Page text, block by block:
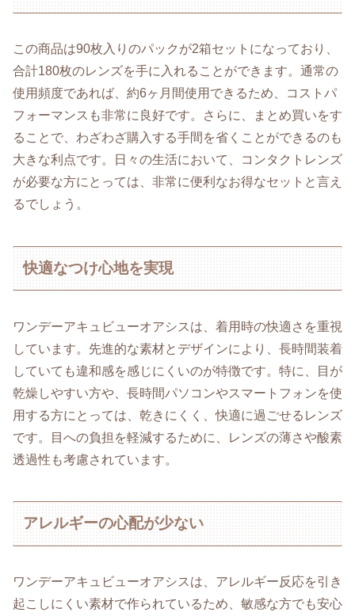
この商品は90枚入りのパックが2箱セットになっており、
合計180枚のレンズを手に入れることができます。通常の
使用頻度であれば、約6ヶ月間使用できるため、コストパ
フォーマンスも非常に良好です。さらに、まとめ買いをす
ることで、わざわざ購入する手間を省くことができるのも
大きな利点です。日々の生活において、コンタクトレンズ
が必要な方にとっては、非常に便利なお得なセットと言え
るでしょう。
快適なつけ心地を実現
ワンデーアキュビューオアシスは、着用時の快適さを重視
しています。先進的な素材とデザインにより、長時間装着
していても違和感を感じにくいのが特徴です。特に、目が
乾燥しやすい方や、長時間パソコンやスマートフォンを使
用する方にとっては、乾きにくく、快適に過ごせるレンズ
です。目への負担を軽減するために、レンズの薄さや酸素
透過性も考慮されています。
アレルギーの心配が少ない
ワンデーアキュビューオアシスは、アレルギー反応を引き
起こしにくい素材で作られているため、敏感な方でも安心